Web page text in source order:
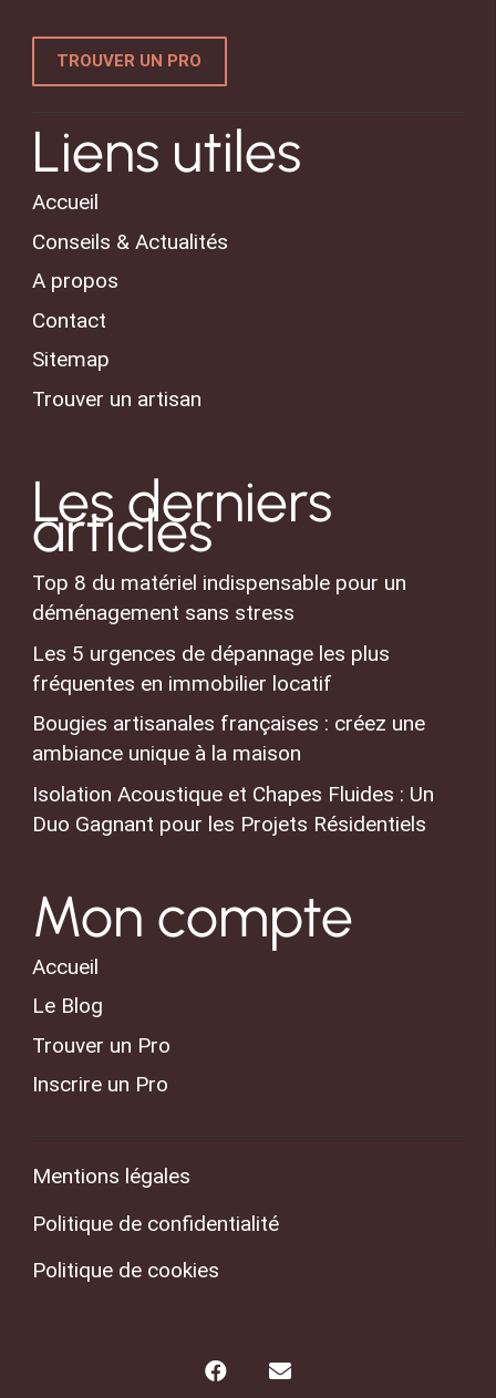
TROUVER UN PRO
Liens utiles
Accueil
Conseils & Actualités
A propos
Contact
Sitemap
Trouver un artisan
Les derniers
articles
Top 8 du matériel indispensable pour un
déménagement sans stress
Les 5 urgences de dépannage les plus
fréquentes en immobilier locatif
Bougies artisanales françaises : créez une
ambiance unique à la maison
Isolation Acoustique et Chapes Fluides : Un
Duo Gagnant pour les Projets Résidentiels
Mon compte
Accueil
Le Blog
Trouver un Pro
Inscrire un Pro
Mentions légales
Politique de confidentialité
Politique de cookies